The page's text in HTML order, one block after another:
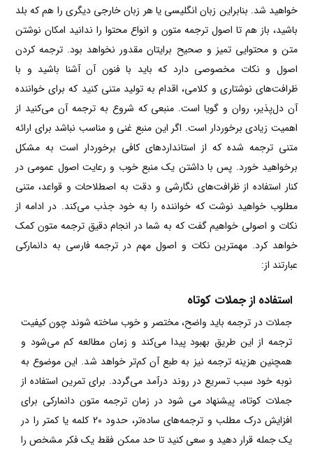
خواهید شد. بنابراین زبان انگلیسی یا هر زبان خارجی دیگری را هم که بلد
باشید، باز هم تا اصول ترجمه متون و انواع محتوا را ندانید امکان نوشتن
متن و محتوایی تمیز و صحیح برایتان مقدور نخواهد بود. ترجمه کردن
اصول و نکات مخصوصی دارد که باید با فنون آن آشنا باشید و با
ظرافت‌های نوشتاری و کلامی، اقدام به تولید متنی کنید که برای خواننده
آن دل‌پذیر، روان و گویا است. منبعی که شروع به ترجمه آن می‌کنید از
اهمیت زیادی برخوردار است. اگر این منبع غنی و مناسب نباشد برای ارائه
متنی ترجمه‌ شده که از استانداردهای کافی برخوردار است به مشکل
برخواهید خورد. پس با داشتن یک منبع خوب و رعایت اصول عمومی در
کنار استفاده از ظرافت‌های نگارشی و دقت به اصطلاحات و قواعد، متنی
مطلوب خواهید نوشت که خواننده را به خود جذب می‌کند. در ادامه از
نکات و اصولی خواهیم گفت که به شما در انجام دقیق ترجمه متون کمک
خواهد کرد. مهمترین نکات و اصول مهم در ترجمه فارسی به دانمارکی
عبارتند از:
استفاده از جملات کوتاه
جملات در ترجمه باید واضح، مختصر و خوب ساخته شوند چون کیفیت
ترجمه از این طریق بهبود پیدا می‌کند و زمان مطالعه کم می‌شود و
همچنین هزینه‌ ترجمه نیز به طبع آن کم‌تر خواهد شد. این موضوع به
نوبه خود سبب تسریع در روند درآمد می‌گردد. برای تمرین استفاده از
جملات کوتاه، پیشنهاد می شود در زمان ترجمه متون دانمارکی برای
افزایش درک مطلب و ترجمه‌های ساده‌تر، حدود 20 کلمه یا کمتر را در
یک جمله قرار دهید و سعی کنید تا حد ممکن فقط یک فکر مشخص را